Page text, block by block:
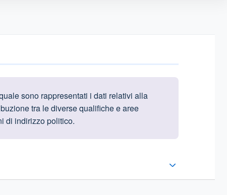
sono rappresentati i dati relativi alla
tra le diverse qualifiche e aree
di indirizzo politico.